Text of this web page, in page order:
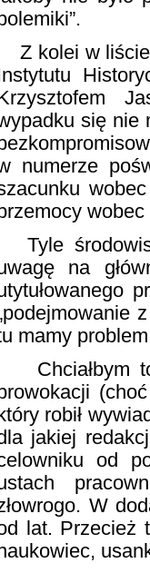
Z kolei w liście
się nie
numerze
Tyle
na
mamy
Chciałbym to
który robił
jakiej
od
W
lat. Przecież